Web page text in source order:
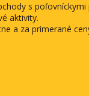
s
aktivity.
a za primerané